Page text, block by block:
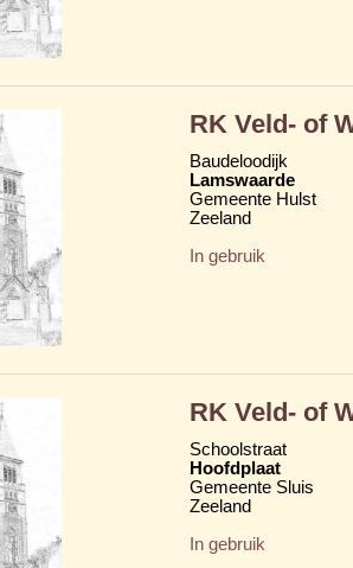
RK Veld- of
Baudeloodijk
Lamswaarde
Gemeente Hulst
Zeeland
In gebruik
RK Veld- of
Schoolstraat
Hoofdplaat
Gemeente Sluis
Zeeland
In gebruik